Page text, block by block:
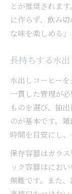
とが推奨されま
に作らず、飲み
な味を楽しめる
長持ちする水
水出しコーヒー
一貫した管理が
ものを選び、抽
のが基本です。
時間を目安にし
保存容器はガラ
ック容器はにお
無難です。また